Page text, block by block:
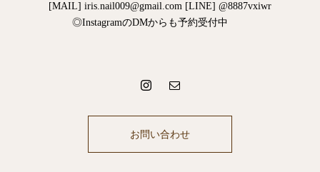
[MAIL] iris.nail009@gmail.com [LINE] @8887vxiwr
◎InstagramのDMからも予約受付中
お問い合わせ